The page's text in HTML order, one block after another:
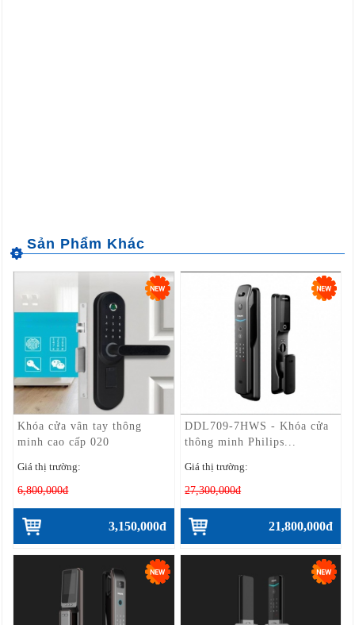
Khóa cửa vân tay thông
minh cao cấp 020
Giá thị trường:
6,800,000đ
3,150,000đ
DDL709-7HWS - Khóa cửa
thông minh Philips...
Giá thị trường:
27,300,000đ
21,800,000đ